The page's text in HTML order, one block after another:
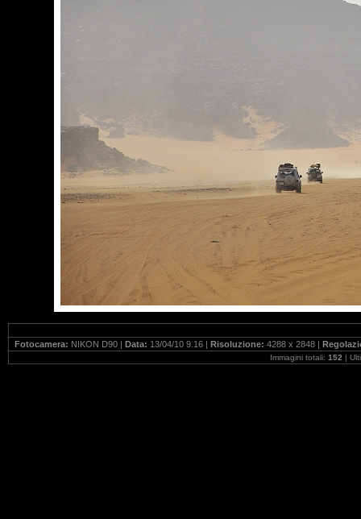
Fotocamera: NIKON D90 |Data: 13/04/10 9.16 |Risoluzione:4288 x 2848 |
Immagini totali: 152 |